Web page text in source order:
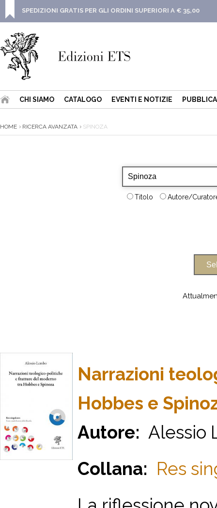
SPEDIZIONI GRATIS PER GLI ORDINI SUPERIORI A € 35,00
CHI SIAMO CATALOGO EVENTI E NOTIZIE
HOME RICERCA AVANZATA SPINOZA
Titolo Autore/
Narrazioni
Hobbes e
Autore: Alessio
Collana: Res